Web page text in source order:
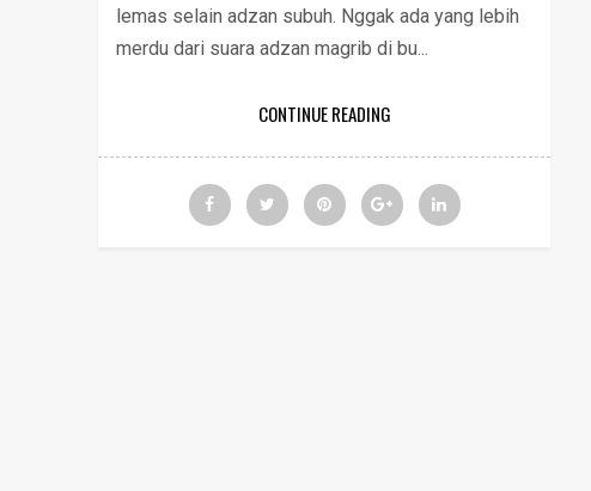
lemas selain adzan subuh. Nggak ada yang lebih
merdu dari suara adzan magrib di bu...
CONTINUE READING